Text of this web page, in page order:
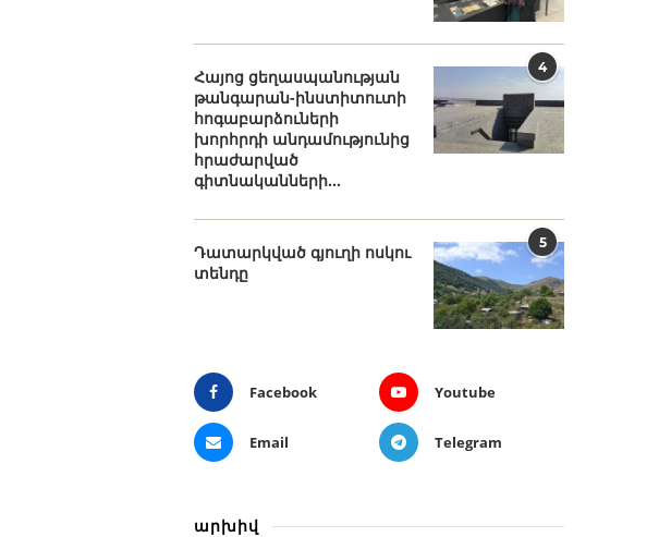
4
Հայոց ցեղասպանության
թանգարան-ինստիտուտի
հոգաբարձուների
խորհրդի անդամությունից
հրաժարված
գիտնականների...
5
Դատարկված գյուղի ոսկու
տենդը
Facebook Youtube
Email Telegram
արխիվ